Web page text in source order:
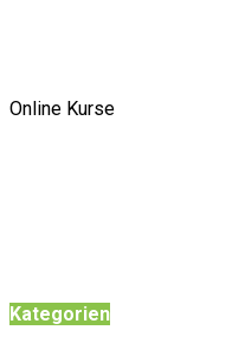
Online Kurse
Kategorien